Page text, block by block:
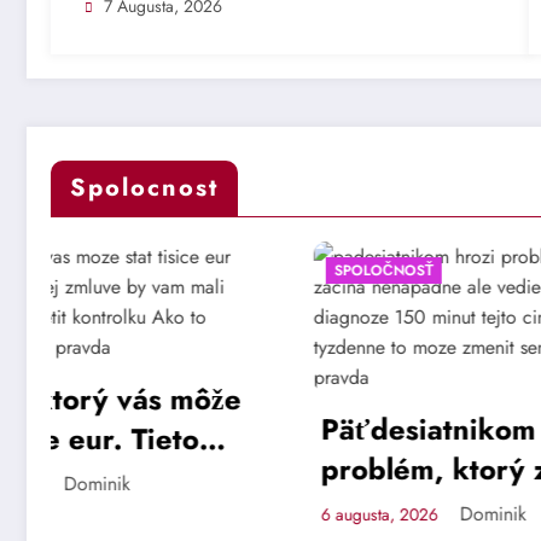
7 Augusta, 2026
Spolocnost
SPOLOČNOSŤ
Päťdesiatnikom hrozí
problém, ktorý začína
nenápadne, ale vedie k
Čo
6 augusta,